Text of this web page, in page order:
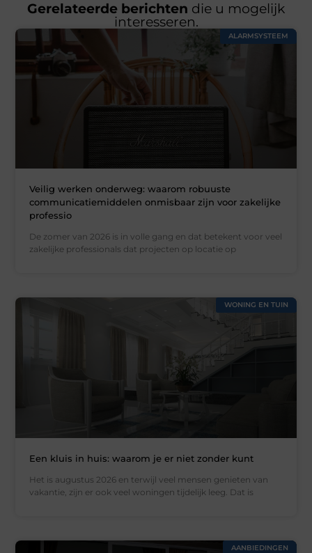
Gerelateerde berichten die u mogelijk
interesseren.
ALARMSYSTEEM
Veilig werken onderweg: waarom robuuste
communicatiemiddelen onmisbaar zijn voor zakelijke
professio
De zomer van 2026 is in volle gang en dat betekent voor veel
zakelijke professionals dat projecten op locatie op
WONING EN TUIN
Een kluis in huis: waarom je er niet zonder kunt
Het is augustus 2026 en terwijl veel mensen genieten van
vakantie, zijn er ook veel woningen tijdelijk leeg. Dat is
AANBIEDINGEN